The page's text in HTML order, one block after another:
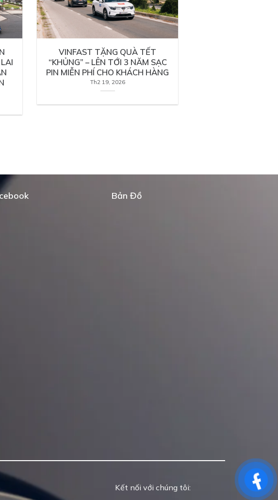
VINFAST TẶNG QUÀ TẾT
“KHỦNG” – LÊN TỚI 3 NĂM SẠC
PIN MIỄN PHÍ CHO KHÁCH HÀNG
Th2 19, 2026
Bản Đồ
Kết nối với chúng tôi: